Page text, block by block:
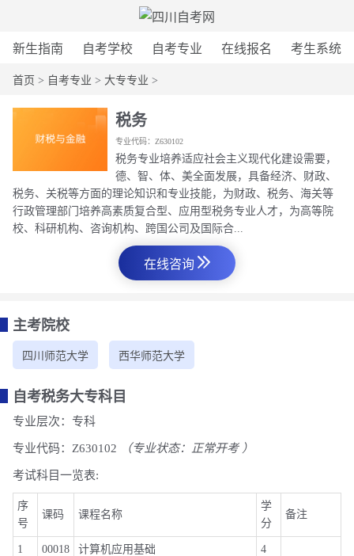
新生指南 自考学校 自考专业 在线报名 考生系统
首页 > 自考专业 > 大专专业 >
税务
专业代码：Z630102
税务专业培养适应社会主义现代化建设需要，
德、智、体、美全面发展，具备经济、财政、
税务、关税等方面的理论知识和专业技能，为财政、税务、海关等
行政管理部门培养高素质复合型、应用型税务专业人才，为高等院
校、科研机构、咨询机构、跨国公司及国际合...
在线咨询
主考院校
四川师范大学 西华师范大学
自考税务大专科目
专业层次：专科
专业代码：Z630102 （专业状态：正常开考 ）
考试科目一览表:
序
号
课码 课程名称
学
分
备注
1 00018 计算机应用基础 4